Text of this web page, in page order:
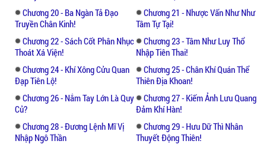
Chương 20 - Ba Ngàn Tả Đạo
Truyền Chân Kinh!
Chương 21 - Nhược Vấn Như Như
Tâm Tự Tại!
Chương 22 - Sách Cốt Phân Nhục
Thoát Xá Viện!
Chương 23 - Tâm Như Luy Thổ
Nhập Tiên Thai!
Chương 24 - Khí Xông Cửu Quan
Đạp Tiên Lộ!
Chương 25 - Chân Khí Quán Thể
Thiên Địa Khoan!
Chương 26 - Nắm Tay Lớn Là Quy
Củ?
Chương 27 - Kiếm Ảnh Lưu Quang
Đảm Khí Hàn!
Chương 28 - Đương Lệnh Mĩ Vị
Nhập Ngô Thần
Chương 29 - Hưu Dữ Thì Nhân
Thuyết Động Thiên!